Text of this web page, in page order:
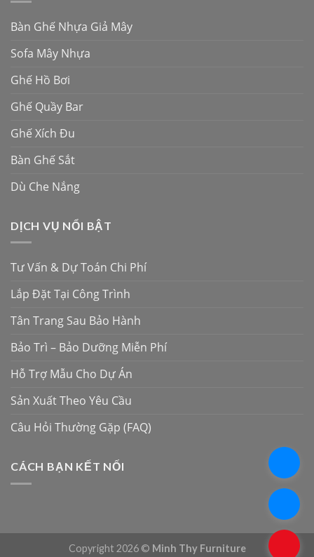
Bàn Ghế Nhựa Giả Mây
Sofa Mây Nhựa
Ghế Hồ Bơi
Ghế Quầy Bar
Ghế Xích Đu
Bàn Ghế Sắt
Dù Che Nắng
DỊCH VỤ NỔI BẬT
Tư Vấn & Dự Toán Chi Phí
Lắp Đặt Tại Công Trình
Tân Trang Sau Bảo Hành
Bảo Trì – Bảo Dưỡng Miễn Phí
Hỗ Trợ Mẫu Cho Dự Án
Sản Xuất Theo Yêu Cầu
Câu Hỏi Thường Gặp (FAQ)
CÁCH BẠN KẾT NỐI
Copyright 2026 © Minh Thy Furniture